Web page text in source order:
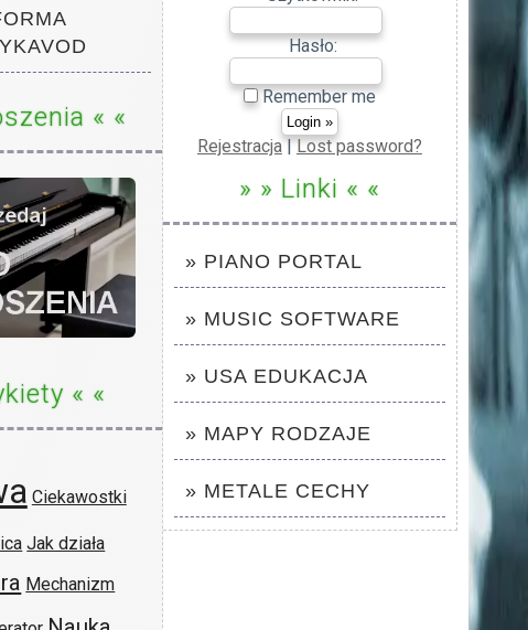
« «
« «
Ciekawostki
Jak działa
Mechanizm
Hasło:
Remember me
Rejestracja|Lost password?
» » Linki « «
» PIANO PORTAL
» MUSIC SOFTWARE
» USA EDUKACJA
» MAPY RODZAJE
» METALE CECHY